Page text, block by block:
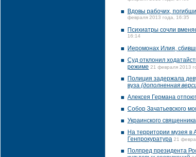
Вдовы рабочих,
февраля 2013 года, 16:35
Психиатры сочли
16:14
Иеромонах Илия,
Суд отклонил
режиме 21 февраля 2013
Полиция задержала
вуза (дополненная
Алексея Германа
Собор Зачатьевского
Украинского
На территории музея в
Генпрокуратура 21
Полпред президента